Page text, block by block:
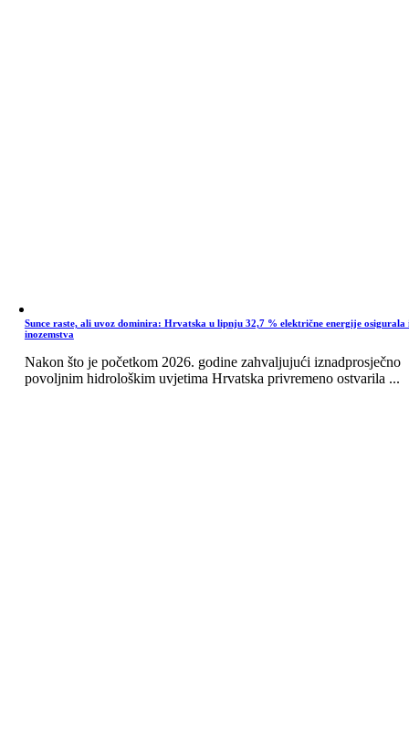
Sunce raste, ali uvoz dominira: Hrvatska u lipnju 32,7 % električne energije osigurala
inozemstva
Nakon što je početkom 2026. godine zahvaljujući iznadprosječno
povoljnim hidrološkim uvjetima Hrvatska privremeno ostvarila ...